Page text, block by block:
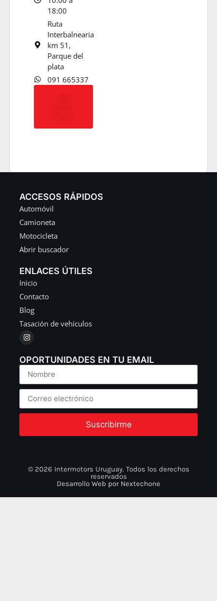
18:00
Ruta
Interbalnearia
km 51,
Parque del
plata
091 665337
ACCESOS RÁPIDOS
Automóvil
Camioneta
Motocicleta
Abrir buscador
ENLACES ÚTILES
Inicio
Contacto
Blog
Tasación de vehículos
OPORTUNIDADES EN TU EMAIL
Suscribirme
© 2026 Intermotors Uruguay. Todos los derechos
reservados
Desarrollo Web por Nextechone